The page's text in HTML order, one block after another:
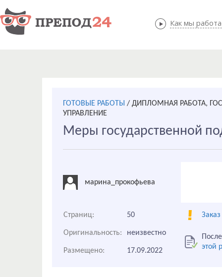
Как мы
Как мы
ГОТОВЫЕ РАБОТЫ / ДИПЛОМНАЯ РАБОТА,
УПРАВЛЕНИЕ
Меры государственной
марина_прокофьева
Страниц: 50
Оригинальность: неизвестно
этой
Размещено: 17.09.2022